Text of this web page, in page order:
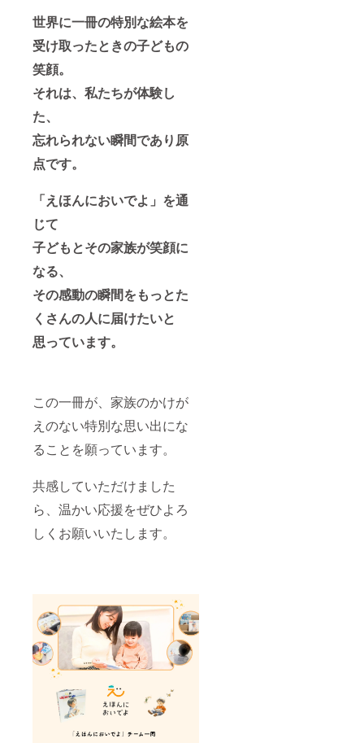
世界に一冊の特別な絵本を
受け取ったときの子どもの
笑顔。
それは、私たちが体験し
た、
忘れられない瞬間であり原
点です。
「えほんにおいでよ」を通
じて
子どもとその家族が笑顔に
なる、
その感動の瞬間をもっとた
くさんの人に届けたいと
思っています。
この一冊が、家族のかけが
えのない特別な思い出にな
ることを願っています。
共感していただけました
ら、温かい応援をぜひよろ
しくお願いいたします。